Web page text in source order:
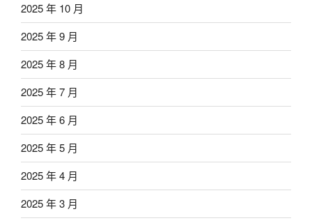
2025 年 10 月
2025 年 9 月
2025 年 8 月
2025 年 7 月
2025 年 6 月
2025 年 5 月
2025 年 4 月
2025 年 3 月